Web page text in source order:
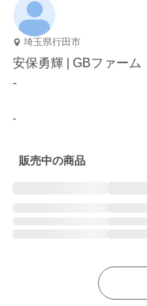
埼玉県行田市
安保勇輝 | GBファーム
-
-
販売中の商品